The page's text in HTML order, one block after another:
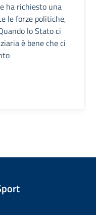
ha richiesto una
le forze politiche,
lo Stato ci
è bene che ci